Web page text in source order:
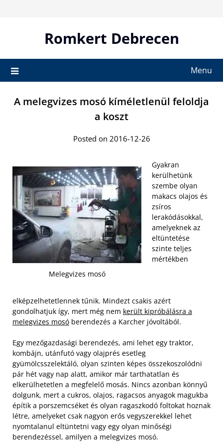
Romkert Debrecen
Menu
A melegvizes mosó kíméletlenül feloldja
a koszt
Posted on 2016-12-26
Melegvizes mosó
Gyakran
kerülhetünk
szembe olyan
makacs olajos és
zsíros
lerakódásokkal,
amelyeknek az
eltüntetése
szinte teljes
mértékben
elképzelhetetlennek tűnik. Mindezt csakis azért
gondolhatjuk így, mert még nem került kipróbálásra a
melegvizes mosó berendezés a Karcher jóvoltából.
Egy mezőgazdasági berendezés, ami lehet egy traktor,
kombájn, utánfutó vagy olajprés esetleg
gyümölcsszelektáló, olyan szinten képes összekoszolódni
pár hét vagy nap alatt, amikor már tarthatatlan és
elkerülhetetlen a megfelelő mosás. Nincs azonban könnyű
dolgunk, mert a cukros, olajos, ragacsos anyagok magukba
építik a porszemcséket és olyan ragaszkodó foltokat hoznak
létre, amelyeket csak nagyon erős vegyszerekkel lehet
nyomtalanul eltüntetni vagy egy olyan minőségi
berendezéssel, amilyen a melegvizes mosó.